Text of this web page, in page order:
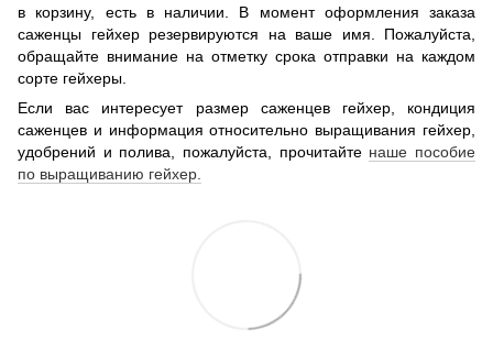
в корзину, есть в наличии. В момент оформления заказа
саженцы гейхер резервируются на ваше имя. Пожалуйста,
обращайте внимание на отметку срока отправки на каждом
сорте гейхеры.
Если вас интересует размер саженцев гейхер, кондиция
саженцев и информация относительно выращивания гейхер,
удобрений и полива, пожалуйста, прочитайте наше пособие
по выращиванию гейхер.